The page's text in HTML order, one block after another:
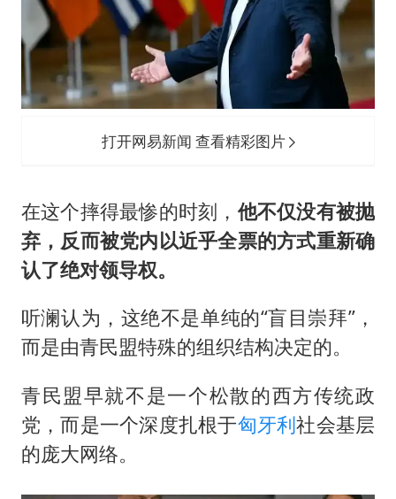
打开网易新闻 查看精彩图片
在这个摔得最惨的时刻， 他不仅没有被抛
弃，反而被党内以近乎全票的方式重新确
认了绝对领导权。
听澜认为，这绝不是单纯的“盲目崇拜”，
而是由青民盟特殊的组织结构决定的。
青民盟早就不是一个松散的西方传统政
党，而是一个深度扎根于匈牙利社会基层
的庞大网络。